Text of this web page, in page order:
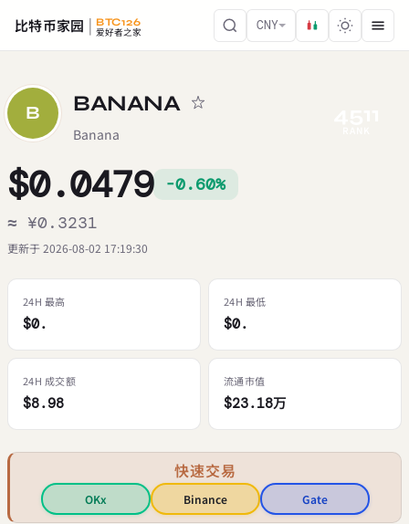
比特币家园
BTC126
爱好者之家
CNY
B BANANA
Banana
$0.0479
-0.60%
≈ ¥0.3231
更新于 2026-08-02 17:19:30
24H 最高
$0.
24H 最低
$0.
24H 成交额
$8.98
流通市值
$23.18万
快速交易
OKx Binance Gate